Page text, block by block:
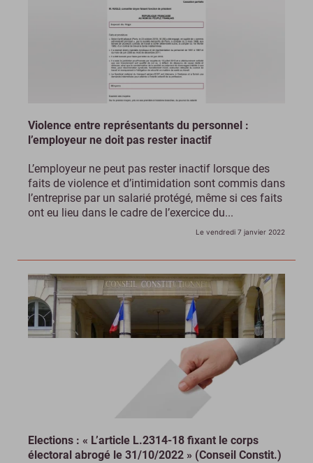
Violence entre représentants du personnel :
l’employeur ne doit pas rester inactif
L’employeur ne peut pas rester inactif lorsque des
faits de violence et d’intimidation sont commis dans
l’entreprise par un salarié protégé, même si ces faits
ont eu lieu dans le cadre de l’exercice du...
Le vendredi 7 janvier 2022
Elections : « L’article L.2314-18 fixant le corps
électoral abrogé le 31/10/2022 » (Conseil Constit.)